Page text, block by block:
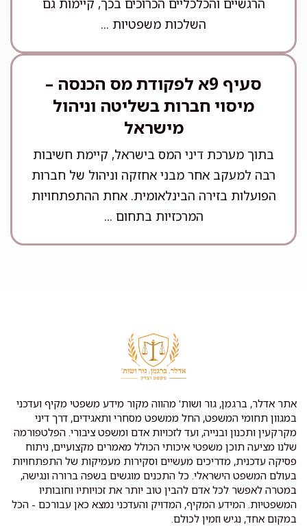
הרגשיים והכלכליים הכרוכים בכך, קיימות גם
השלכות משפטיות ...
סעיף 9א לפקודת מס הכנסה –
מיסוי חברות בשליטה וניהול
מישראל
בתוך מערכת דיני המס בישראל, קיימת חשיבות
רבה למעקב אחר מבני אחזקה וניהול של חברות
הפועלות בזירה הבינלאומית. אחת ההתפתחויות
המרכזיות בתחום ...
אתר אדלר, ברגמן, גור ושות' מהווה מקור מידע משפטי מקיף ועדכני
במגוון תחומי המשפט, החל ממשפט מסחרי ותאגידים, דרך דיני
מקרקעין ותכנון ובנייה, ועד לזכויות אדם ומשפט ציבורי. הפלטפורמה
שלנו מציעה תוכן משפטי איכותי הכולל מאמרים מקצועיים, ניתוח
פסיקה עדכנית, מדריכים מעשיים וסקירות מעמיקות של התפתחויות
בעולם המשפט הישראלי. כל התכנים מוגשים בשפה ברורה ונגישה,
במטרה לאפשר לכל אדם להבין טוב יותר את זכויותיו וחובותיו
המשפטיות. המידע המקיף, המדויק והעדכני נמצא כאן עבורכם - הכל
במקום אחד, נגיש וזמין לכולם.